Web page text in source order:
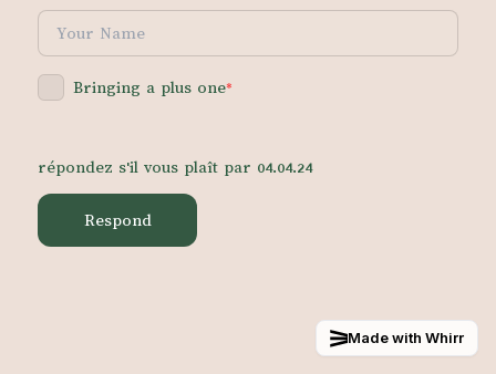
Bringing a plus one*
répondez s'il vous plaît par 04.04.24
Respond
Made with Whirr